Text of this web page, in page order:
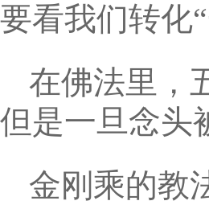
要看我们转化
在佛法里，
但是一旦念头
金刚乘的教